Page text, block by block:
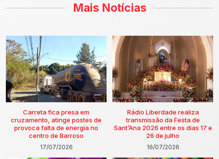
Mais Notícias
Carreta fica presa em
cruzamento, atinge postes de
provoca falta de energia no
centro de Barroso
17/07/2026
Rádio Liberdade realiza
transmissão da Festa de
Sant’Ana 2026 entre os dias 17 e
26 de julho
16/07/2026